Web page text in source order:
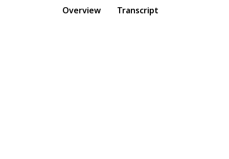
Overview Transcript